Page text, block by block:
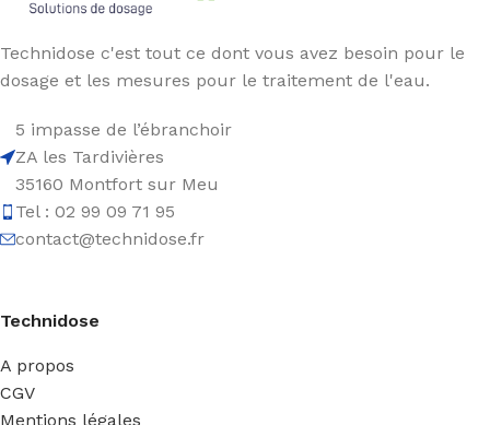
Technidose c'est tout ce dont vous avez besoin pour le
dosage et les mesures pour le traitement de l'eau.
5 impasse de l’ébranchoir
ZA les Tardivières
35160 Montfort sur Meu
Tel : 02 99 09 71 95
contact@technidose.fr
Technidose
A propos
CGV
Mentions légales